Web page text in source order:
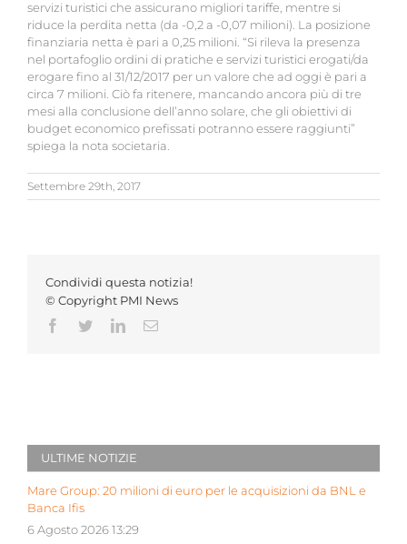
servizi turistici che assicurano migliori tariffe, mentre si
riduce la perdita netta (da -0,2 a -0,07 milioni). La posizione
finanziaria netta è pari a 0,25 milioni. “Si rileva la presenza
nel portafoglio ordini di pratiche e servizi turistici erogati/da
erogare fino al 31/12/2017 per un valore che ad oggi è pari a
circa 7 milioni. Ciò fa ritenere, mancando ancora più di tre
mesi alla conclusione dell’anno solare, che gli obiettivi di
budget economico prefissati potranno essere raggiunti”
spiega la nota societaria.
Settembre 29th, 2017
Condividi questa notizia!
© Copyright PMI News
Facebook
TwitterLinkedInEmail
ULTIME NOTIZIE
Mare Group: 20 milioni di euro per le acquisizioni da BNL e
Banca Ifis
6 Agosto 2026 13:29